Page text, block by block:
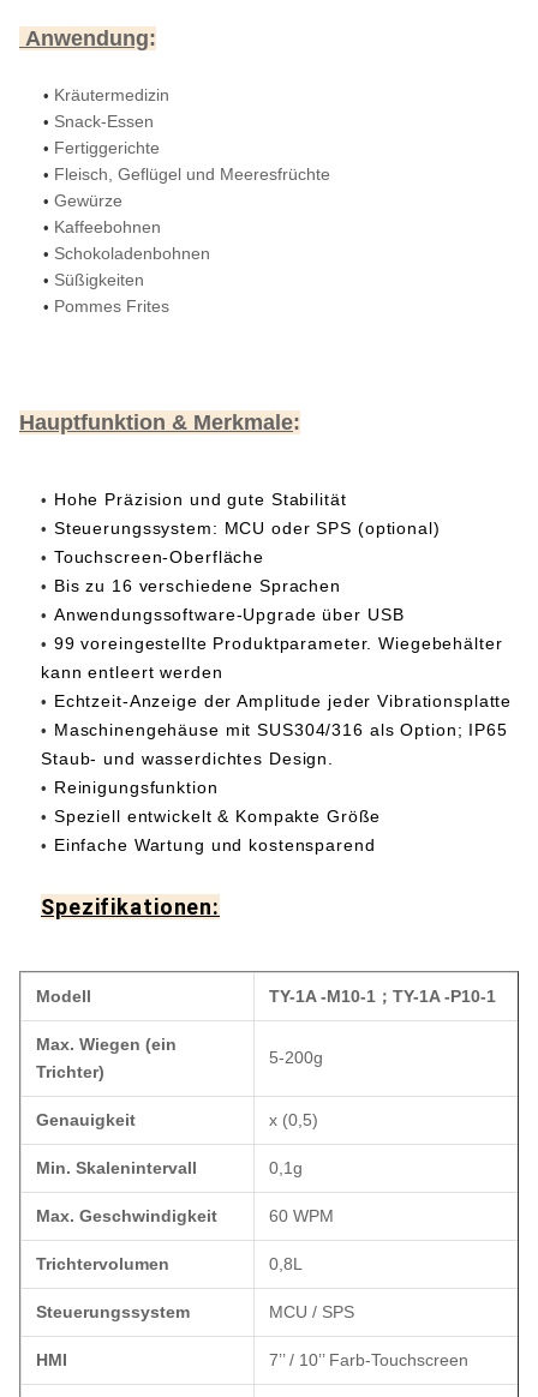
Anwendung:
• Kräutermedizin
• Snack-Essen
• Fertiggerichte
• Fleisch, Geflügel und Meeresfrüchte
• Gewürze
• Kaffeebohnen
• Schokoladenbohnen
• Süßigkeiten
• Pommes Frites
Hauptfunktion & Merkmale:
• Hohe Präzision und gute Stabilität
• Steuerungssystem: MCU oder SPS (optional)
• Touchscreen-Oberfläche
• Bis zu 16 verschiedene Sprachen
• Anwendungssoftware-Upgrade über USB
• 99 voreingestellte Produktparameter. Wiegebehälter
kann entleert werden
• Echtzeit-Anzeige der Amplitude jeder Vibrationsplatte
• Maschinengehäuse mit SUS304/316 als Option; IP65
Staub- und wasserdichtes Design.
• Reinigungsfunktion
• Speziell entwickelt & Kompakte Größe
• Einfache Wartung und kostensparend
Spezifikationen:
Modell TY-1A -M10-1 ； TY-1A -P10-1
Max. Wiegen (ein
Trichter)
5-200g
Genauigkeit x (0,5)
Min. Skalenintervall 0,1g
Max. Geschwindigkeit 60 WPM
Trichtervolumen 0,8L
Steuerungssystem MCU / SPS
HMI 7’’ / 10’’ Farb-Touchscreen